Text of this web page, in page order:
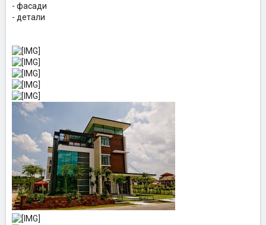
- фасади
- детали